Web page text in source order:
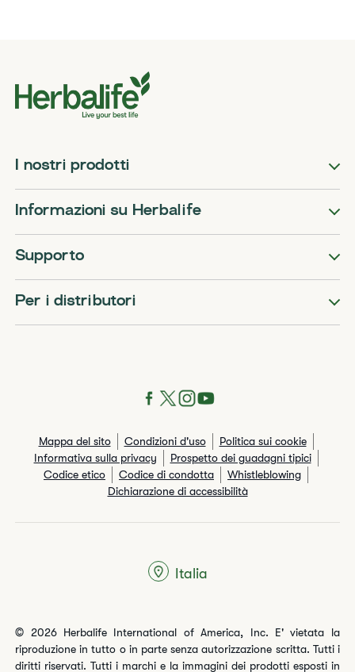
I nostri prodotti
Informazioni su Herbalife
Supporto
Per i distributori
Mappa del sito Condizioni d'uso
Politica sui cookie
Informativa sulla privacy
Prospetto dei guadagni tipici
Codice etico
Codice di condotta
Whistleblowing
Dichiarazione di accessibilità
© 2026 Herbalife International of America, Inc. E' vietata la
riproduzione in tutto o in parte senza autorizzazione scritta. Tutti i
diritti riservati. Tutti i marchi e la immagini dei prodotti esposti in
Italia